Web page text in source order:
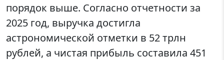
порядок выше. Согласно отчетности за
2025 год, выручка достигла
астрономической отметки в 52 трлн
рублей, а чистая прибыль составила 451